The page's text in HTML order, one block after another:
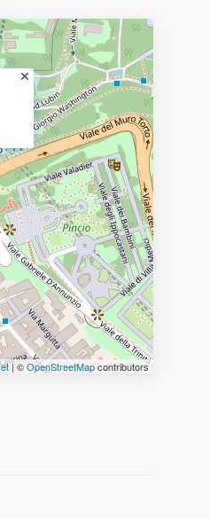
|©OpenStreetMapcontributors